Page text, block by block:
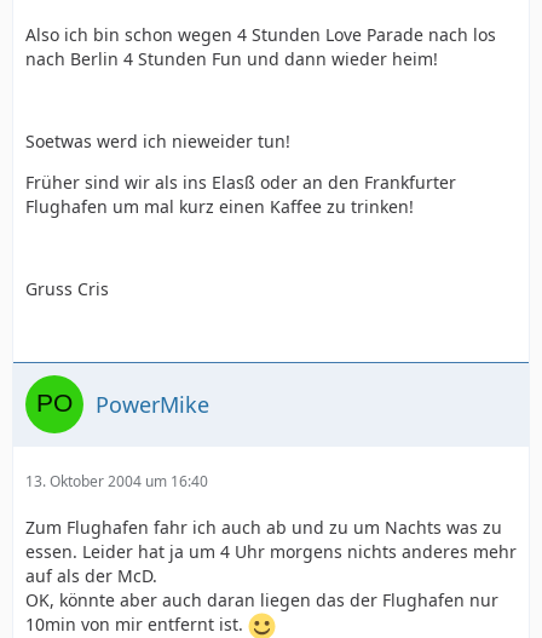
Also ich bin schon wegen 4 Stunden Love Parade nach los
nach Berlin 4 Stunden Fun und dann wieder heim!
Soetwas werd ich nieweider tun!
Früher sind wir als ins Elasß oder an den Frankfurter
Flughafen um mal kurz einen Kaffee zu trinken!
Gruss Cris
PowerMike
13. Oktober 2004 um 16:40
Zum Flughafen fahr ich auch ab und zu um Nachts was zu
essen. Leider hat ja um 4 Uhr morgens nichts anderes mehr
auf als der McD.
OK, könnte aber auch daran liegen das der Flughafen nur
10min von mir entfernt ist.